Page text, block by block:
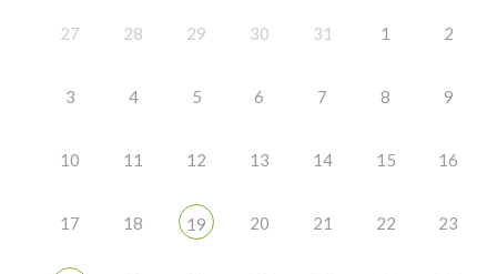
27 28 29 30 31 1 2
3 4 5 6 7 8 9
10 11 12 13 14 15 16
17 18 19 20 21 22 23